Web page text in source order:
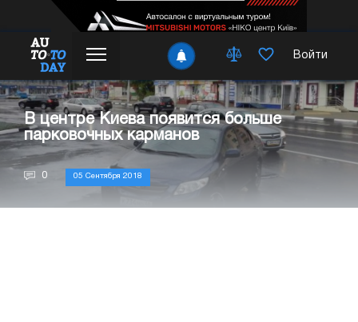
Войти
В центре Киева появится больше
парковочных карманов
0 05 Сентября 2018